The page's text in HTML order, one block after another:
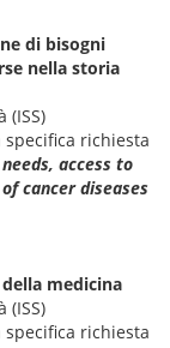
di bisogni
nella storia
(ISS)
richiesta
access to
cancer diseases
medicina
(ISS)
richiesta